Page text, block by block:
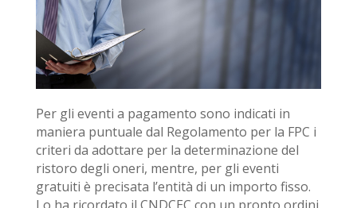
Per gli eventi a pagamento sono indicati in
maniera puntuale dal Regolamento per la FPC i
criteri da adottare per la determinazione del
ristoro degli oneri, mentre, per gli eventi
gratuiti è precisata l’entità di un importo fisso.